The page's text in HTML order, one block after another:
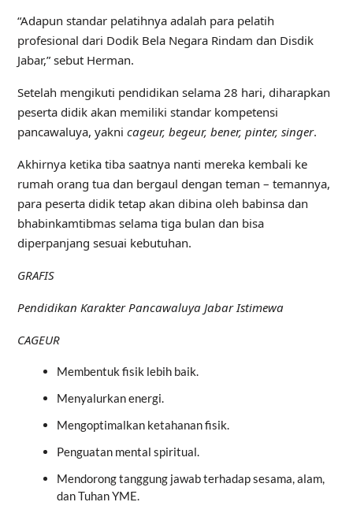
“Adapun standar pelatihnya adalah para pelatih
profesional dari Dodik Bela Negara Rindam dan Disdik
Jabar,” sebut Herman.
Setelah mengikuti pendidikan selama 28 hari, diharapkan
peserta didik akan memiliki standar kompetensi
pancawaluya, yakni cageur, begeur, bener, pinter, singer.
Akhirnya ketika tiba saatnya nanti mereka kembali ke
rumah orang tua dan bergaul dengan teman – temannya,
para peserta didik tetap akan dibina oleh babinsa dan
bhabinkamtibmas selama tiga bulan dan bisa
diperpanjang sesuai kebutuhan.
GRAFIS
Pendidikan Karakter Pancawaluya Jabar Istimewa
CAGEUR
Membentuk fisik lebih baik.
Menyalurkan energi.
Mengoptimalkan ketahanan fisik.
Penguatan mental spiritual.
Mendorong tanggung jawab terhadap sesama, alam,
dan Tuhan YME.